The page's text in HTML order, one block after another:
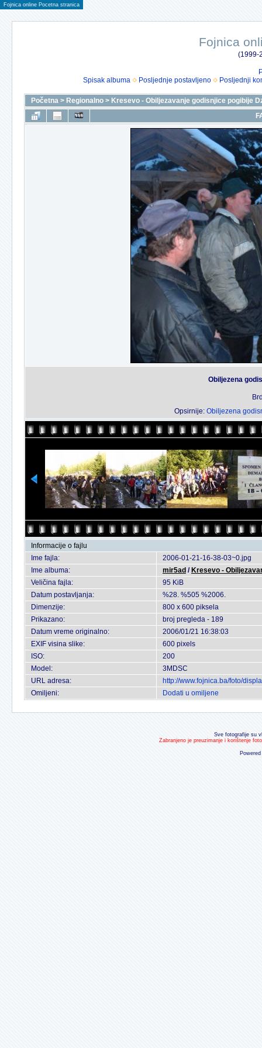
Fojnica online Pocetna stranica
Fojnica
(1999-
Spisak albuma
Posljednje postavljeno Posljednji
Početna > Regionalno > Kresevo - Obiljezavanje godisnjice pogibije
Obiljezena
Opsirnije: Obiljezena
Informacije o fajlu
Ime fajla:
2006-01-21-16-38-03~0.jpg
Ime albuma:
mir5ad / Kresevo -
Veličina fajla:
95 KiB
Datum postavljanja:
%28. %505 %2006.
Dimenzije:
800 x 600 piksela
Prikazano:
broj pregleda - 189
Datum vreme originalno:
2006/01/21 16:38:03
EXIF visina slike:
600 pixels
ISO:
200
Model:
3MDSC
URL adresa:
http://www.fojnica.ba/foto/
Omiljeni:
Dodati u omiljene
Sve fotografije su
Zabranjeno je preuzimanje i korištenje